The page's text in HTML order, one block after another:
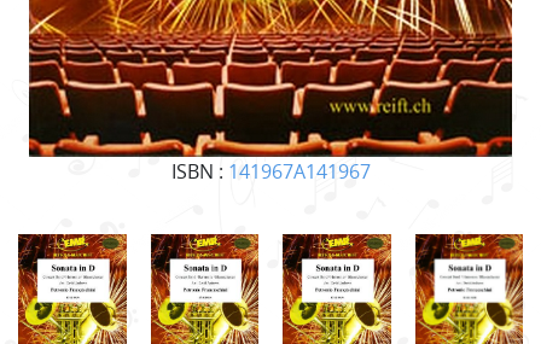
ISBN : 141967A141967